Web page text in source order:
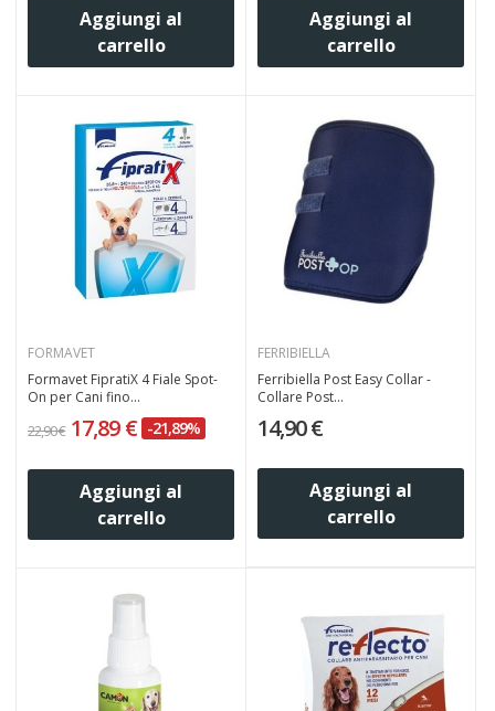
Aggiungi al
carrello
Aggiungi al
carrello
FORMAVET
Formavet FipratiX 4 Fiale Spot-
On per Cani fino...
22,90 € 17,89 € -21,89%
Aggiungi al
carrello
FERRIBIELLA
Ferribiella Post Easy Collar -
Collare Post...
14,90 €
Aggiungi al
carrello